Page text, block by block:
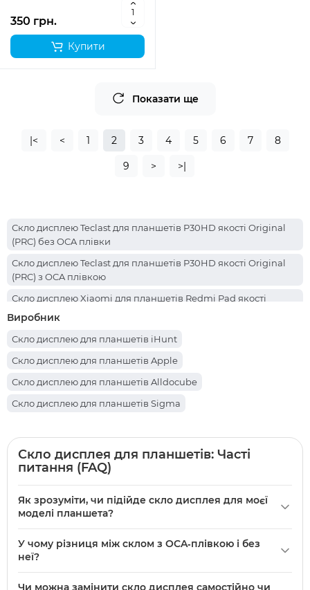
350 грн.
Купити
Показати ще
|< < 1 2 3 4 5 6 7 8
9 > >|
Скло дисплею Teclast для планшетів P30HD якості Original
(PRC) без OCA плівки
Скло дисплею Teclast для планшетів P30HD якості Original
(PRC) з OCA плівкою
Скло дисплею Xiaomi для планшетів Redmi Pad якості
Original (PRC) без OCA плівки
Виробник
Скло дисплею для планшетів iHunt
Скло дисплею для планшетів Apple
Скло дисплею для планшетів Alldocube
Скло дисплею для планшетів Sigma
Скло дисплею для планшетів Lenovo
Скло дисплею для планшетів Teclast
Скло дисплею для планшетів Blackview
Скло дисплею для планшетів Doogee
Скло дисплея для планшетів: Часті
питання (FAQ)
Як зрозуміти, чи підійде скло дисплея для моєї
моделі планшета?
широкий асортимент товарів для різних моделей та
конкретною моделлю. Перед покупкою зіставте
У чому різниця між склом з OCA‑плівкою і без
неї?
Чи можна замінити скло дисплея самостійно чи